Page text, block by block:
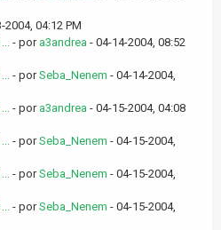
2004, 04:12 PM
- por a3andrea - 04-14-2004, 08:52
- porSeba_Nenem - 04-14-2004,
- por a3andrea - 04-15-2004, 04:08
- porSeba_Nenem - 04-15-2004,
- porSeba_Nenem - 04-15-2004,
- porSeba_Nenem - 04-15-2004,